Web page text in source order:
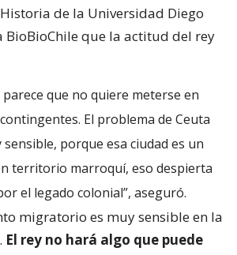
de la Universidad Diego
BioBioChile que la actitud del rey
parece que no quiere meterse en
El problema de Ceuta
porque esa ciudad es un
territorio marroquí, eso despierta
el legado colonial”, aseguró.
migratorio es muy sensible en la
El rey no hará algo que puede